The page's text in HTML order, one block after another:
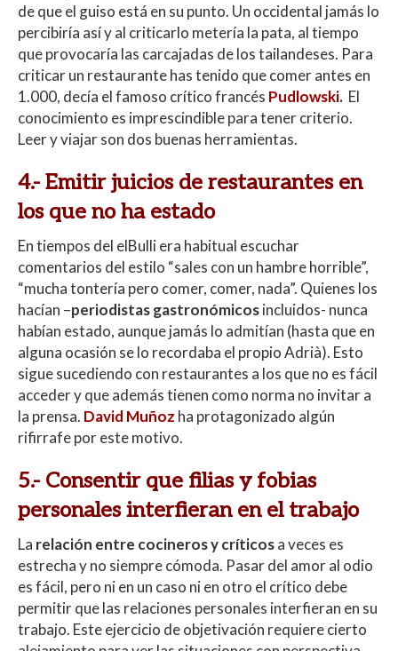
de que el guiso está en su punto. Un occidental jamás lo
percibiría así y al criticarlo metería la pata, al tiempo
que provocaría las carcajadas de los tailandeses. Para
criticar un restaurante has tenido que comer antes en
1.000, decía el famoso crítico francés Pudlowski. El
conocimiento es imprescindible para tener criterio.
Leer y viajar son dos buenas herramientas.
4.- Emitir juicios de restaurantes en
los que no ha estado
En tiempos del elBulli era habitual escuchar
comentarios del estilo “sales con un hambre horrible”,
“mucha tontería pero comer, comer, nada”. Quienes los
hacían –periodistas gastronómicosincluidos- nunca
habían estado, aunque jamás lo admitían (hasta que en
alguna ocasión se lo recordaba el propio Adrià). Esto
sigue sucediendo con restaurantes a los que no es fácil
acceder y que además tienen como norma no invitar a
la prensa. David Muñoz ha protagonizado algún
rifirrafe por este motivo.
5.- Consentir que filias y fobias
personales interfieran en el trabajo
La relación entre cocineros y críticosa veces es
estrecha y no siempre cómoda. Pasar del amor al odio
es fácil, pero ni en un caso ni en otro el crítico debe
permitir que las relaciones personales interfieran en su
trabajo. Este ejercicio de objetivación requiere cierto